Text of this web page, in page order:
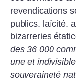
revendications
publics, laïcité,
bizarreries
des 36 000
une et indivisible
souveraineté